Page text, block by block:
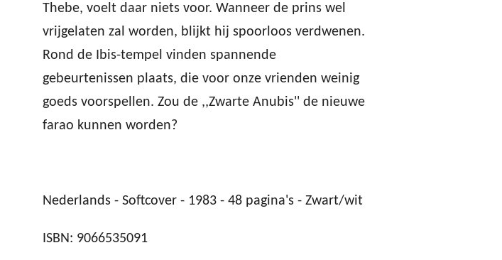
Thebe, voelt daar niets voor. Wanneer de prins wel
vrijgelaten zal worden, blijkt hij spoorloos verdwenen.
Rond de Ibis-tempel vinden spannende
gebeurtenissen plaats, die voor onze vrienden weinig
goeds voorspellen. Zou de ,,Zwarte Anubis'' de nieuwe
farao kunnen worden?
Nederlands - Softcover - 1983 - 48 pagina's - Zwart/wit
ISBN: 9066535091